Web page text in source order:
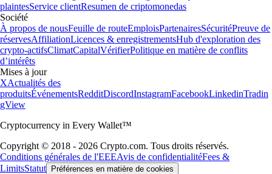
plaintesService clientResumen de criptomonedas
Société
À propos de nousFeuille de routeEmploisPartenairesSécuritéPreuve de
réservesAffiliationLicences & enregistrementsHub d'exploration des
crypto-actifsClimatCapitalVérifierPolitique en matière de conflits
d’intérêts
Mises à jour
XActualités des
produitsÉvénementsRedditDiscordInstagramFacebookLinkedinTradin
gView
Cryptocurrency in Every Wallet™
Copyright © 2018 - 2026 Crypto.com. Tous droits réservés.
Conditions générales de l'EEEAvis de confidentialitéFees &
LimitsStatut Préférences en matière de cookies